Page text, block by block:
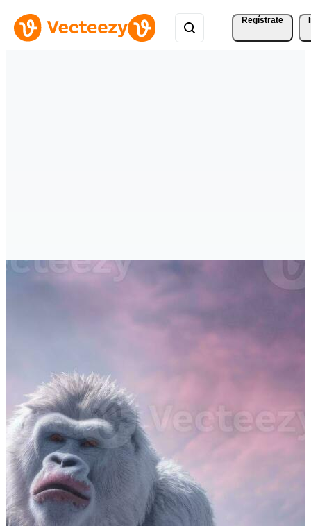
Regístrate